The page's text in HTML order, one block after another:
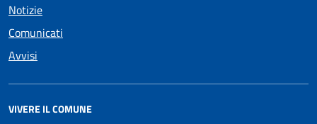
Notizie
Comunicati
Avvisi
VIVERE IL COMUNE